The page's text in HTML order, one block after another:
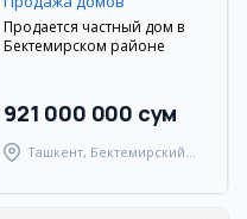
Продается частный дом в
Бектемирском районе
921 000 000 сум
Ташкент, Бектемирский